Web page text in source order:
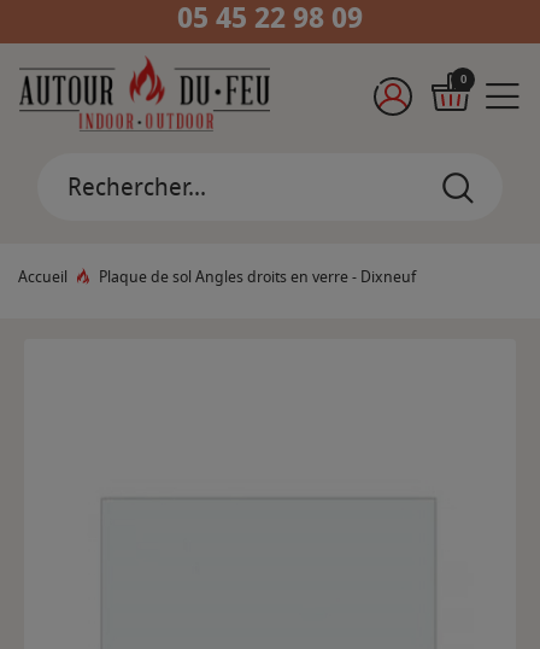
05 45 22 98 09
0
Accueil Plaque de sol Angles droits en verre - Dixneuf